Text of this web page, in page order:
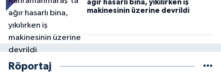
ağır hasarlı bina, yıkılırken iş
makinesinin üzerine devrildi
Röportaj